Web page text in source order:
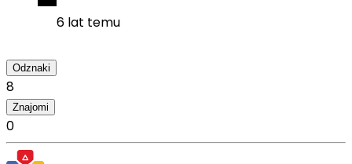
6 lat temu
Odznaki
8
Znajomi
0